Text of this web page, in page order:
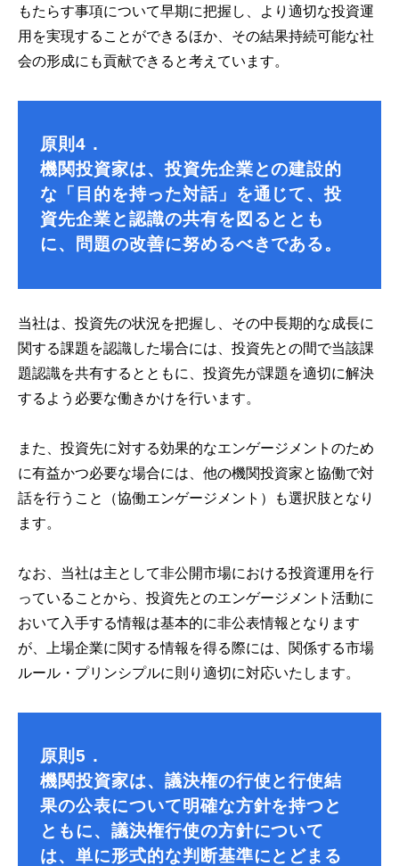
もたらす事項について早期に把握し、より適切な投資運
用を実現することができるほか、その結果持続可能な社
会の形成にも貢献できると考えています。
原則4．
機関投資家は、投資先企業との建設的
な「目的を持った対話」を通じて、投
資先企業と認識の共有を図るととも
に、問題の改善に努めるべきである。
当社は、投資先の状況を把握し、その中長期的な成長に
関する課題を認識した場合には、投資先との間で当該課
題認識を共有するとともに、投資先が課題を適切に解決
するよう必要な働きかけを行います。
また、投資先に対する効果的なエンゲージメントのため
に有益かつ必要な場合には、他の機関投資家と協働で対
話を行うこと（協働エンゲージメント）も選択肢となり
ます。
なお、当社は主として非公開市場における投資運用を行
っていることから、投資先とのエンゲージメント活動に
おいて入手する情報は基本的に非公表情報となります
が、上場企業に関する情報を得る際には、関係する市場
ルール・プリンシプルに則り適切に対応いたします。
原則5．
機関投資家は、議決権の行使と行使結
果の公表について明確な方針を持つと
ともに、議決権行使の方針について
は、単に形式的な判断基準にとどまる